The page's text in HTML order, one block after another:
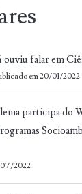
ouviu falar em
em 20/01/2022
participa do
2022